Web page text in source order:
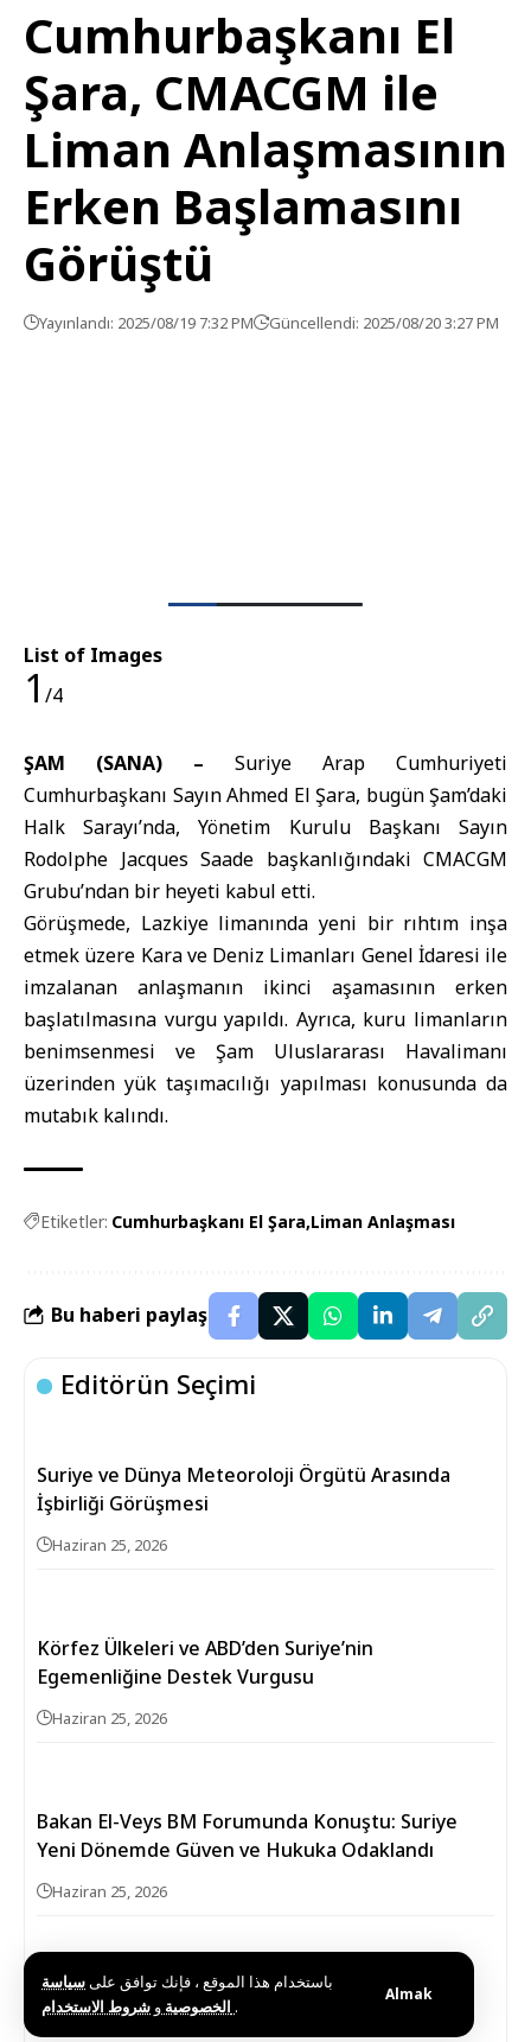
باستخدام هذا الموقع ، فإنك توافق علىسياسة
الخصوصية و .
Almak
Cumhurbaşkanı El
Şara, CMACGM ile
Liman Anlaşmasının
Erken Başlamasını
Görüştü
Yayınlandı: 2025/08/19 7:32 PM Güncellendi: 2025/08/20 3:27 PM
List of Images
1 /4
ŞAM (SANA) – Suriye Arap Cumhuriyeti
Cumhurbaşkanı Sayın Ahmed El Şara, bugün Şam’daki
Halk Sarayı’nda, Yönetim Kurulu Başkanı Sayın
Rodolphe Jacques Saade başkanlığındaki CMACGM
Grubu’ndan bir heyeti kabul etti.
Görüşmede, Lazkiye limanında yeni bir rıhtım inşa
etmek üzere Kara ve Deniz Limanları Genel İdaresi ile
imzalanan anlaşmanın ikinci aşamasının erken
başlatılmasına vurgu yapıldı. Ayrıca, kuru limanların
benimsenmesi ve Şam Uluslararası Havalimanı
üzerinden yük taşımacılığı yapılması konusunda da
mutabık kalındı.
Etiketler: Cumhurbaşkanı El Şara Liman Anlaşması
Bu haberi paylaş
Editörün Seçimi
Suriye ve Dünya Meteoroloji Örgütü Arasında
İşbirliği Görüşmesi
Haziran 25, 2026
Körfez Ülkeleri ve ABD’den Suriye’nin
Egemenliğine Destek Vurgusu
Haziran 25, 2026
Bakan El-Veys BM Forumunda Konuştu: Suriye
Yeni Dönemde Güven ve Hukuka Odaklandı
Haziran 25, 2026
Suriye Dışişleri’nden Venezuela’daki Suriyeli
Vatandaşlara Acil Destek Hattı